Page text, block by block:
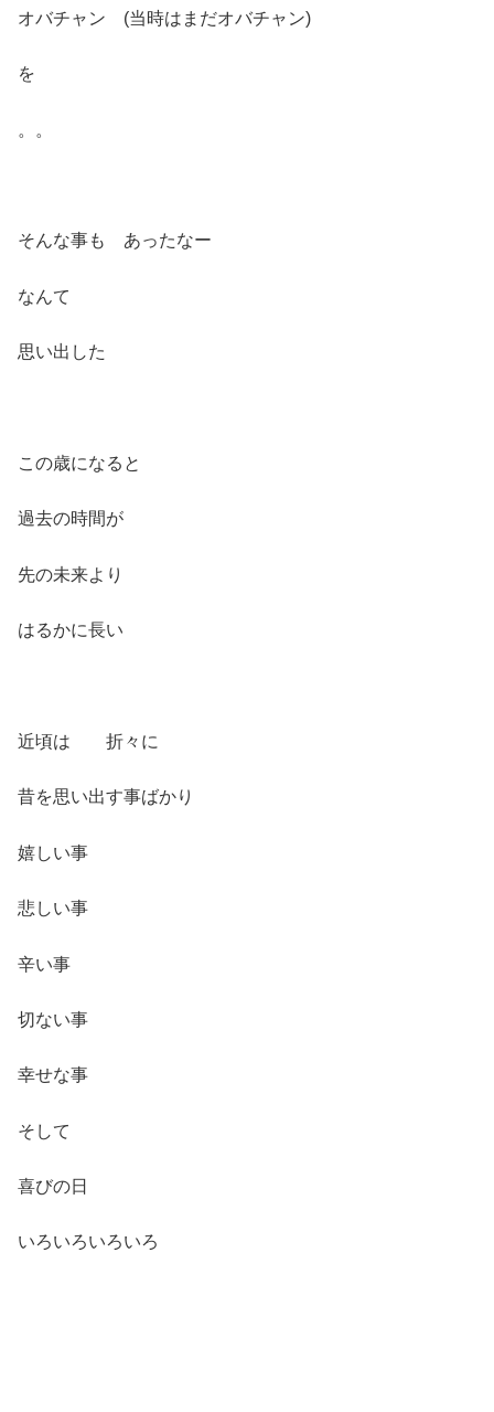
オバチャン (当時はまだオバチャン)
を
。。
そんな事も あったなー
なんて
思い出した
この歳になると
過去の時間が
先の未来より
はるかに長い
近頃は 折々に
昔を思い出す事ばかり
嬉しい事
悲しい事
辛い事
切ない事
幸せな事
そして
喜びの日
いろいろいろいろ